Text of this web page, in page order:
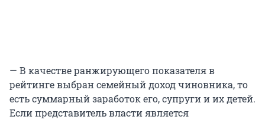
— В качестве ранжирующего показателя в
рейтинге выбран семейный доход чиновника, то
есть суммарный заработок его, супруги и их детей.
Если представитель власти является